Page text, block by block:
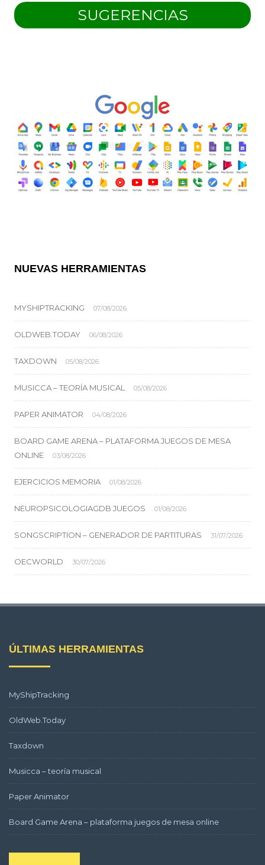
SUGERENCIAS
NUEVAS HERRAMIENTAS
MYSHIPTRACKING 07/08/2026
OLDWEB.TODAY 06/08/2026
TAXDOWN 05/08/2026
MUSICCA – TEORÍA MUSICAL 05/08/2026
PAPER ANIMATOR 04/08/2026
BOARD GAME ARENA – PLATAFORMA JUEGOS DE MESA
ONLINE
03/08/2026
EJERCICIOS MEMORIA 01/08/2026
NEUROPSICOLOGIAGDB JUEGOS 01/08/2026
SONGSCRIPTION – GENERADOR DE PARTITURAS 31/07/2026
OECWORLD 30/07/2026
ÚLTIMAS HERRAMIENTAS
MyShipTracking
OldWeb.Today
Taxdown
Musicca – teoría musical
Paper Animator
Board Game Arena – plataforma juegos de mesa online